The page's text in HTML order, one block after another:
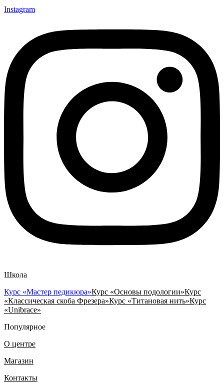
Instagram
Школа
Курс «Мастер педикюра»Курс «Основы подологии»Курс
«Классическая скоба Фрезера»Курс «Титановая нить»Курс
«Unibrace»
Популярное
О центре
Магазин
Контакты